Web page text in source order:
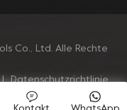
Co., Ltd. Alle Rechte
| Datenschutzrichtlinie